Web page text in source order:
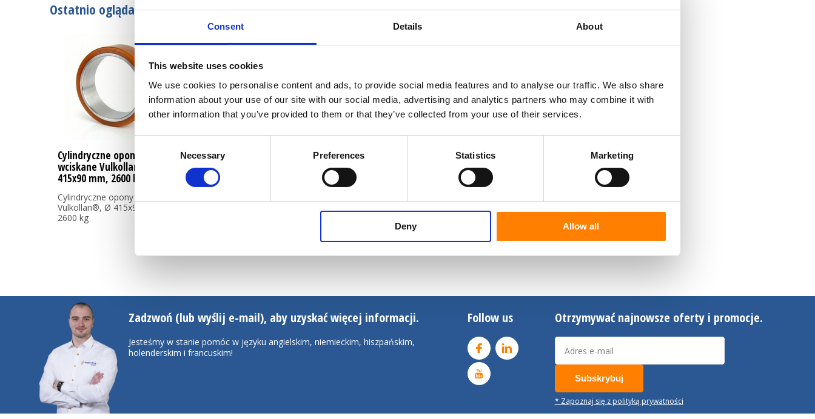
Consent Details About
This website uses cookies
We use cookies to personalise content and ads, to provide social media features and to analyse our traffic. We also share
information about your use of our site with our social media, advertising and analytics partners who may combine it with
other information that you’ve provided to them or that they’ve collected from your use of their services.
Selection
Necessary Preferences Statistics Marketing
Deny Allow all
Ostatnio oglądane
Cylindryczne opony
wciskane Vulkollan®, Ø
415x90 mm, 2600 kg
Cylindryczne opony wciskane
Vulkollan®, Ø 415x90 mm,
2600 kg
Zadzwoń (lub wyślij e-mail), aby uzyskać więcej informacji.
Jesteśmy w stanie pomóc w języku angielskim, niemieckim, hiszpańskim,
holenderskim i francuskim!
Follow us Otrzymywać najnowsze oferty i promocje.
Subskrybuj
* Zapoznaj się z polityką prywatności